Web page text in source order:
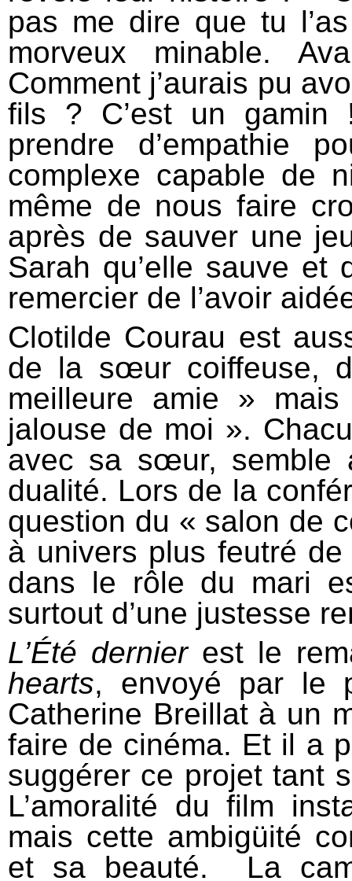
pas me dire que tu
morveux minable.
Comment j’aurais pu
fils ? C’est un
prendre d’empathie
complexe capable de
même de nous faire
après de sauver une
Sarah qu’elle sauve
remercier de l’avoir
Clotilde Courau est
de la sœur coiffeuse,
meilleure amie »
jalouse de moi ».
avec sa sœur, semble
dualité. Lors de la
question du « salon de
à univers plus feutré
dans le rôle du mari
surtout d’une justesse
L’Été dernierest le
hearts, envoyé par le
Catherine Breillat à un
faire de cinéma. Et il a
suggérer ce projet tant
L’amoralité du film
mais cette ambigüité
et sa beauté. La